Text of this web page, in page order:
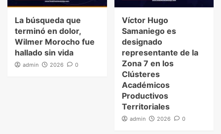
La búsqueda que
terminó en dolor,
Wilmer Morocho fue
hallado sin vida
admin 2026 0
Víctor Hugo
Samaniego es
designado
representante de la
Zona 7 en los
Clústeres
Académicos
Productivos
Territoriales
admin 2026 0